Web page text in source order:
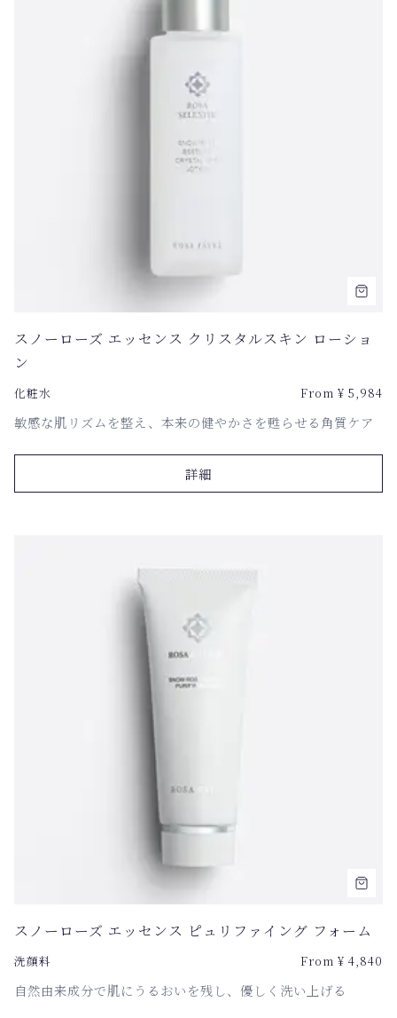
スノーローズ エッセンス クリスタルスキン ローショ
ン
化粧水 From ¥ 5,984
敏感な肌リズムを整え、本来の健やかさを甦らせる角質ケア
詳細
スノーローズ エッセンス ピュリファイング フォーム
洗顔料 From ¥ 4,840
自然由来成分で肌にうるおいを残し、優しく洗い上げる